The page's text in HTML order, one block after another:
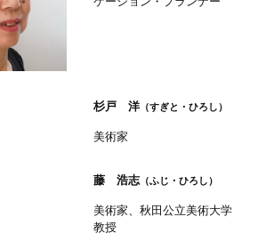
杉戸 洋（すぎと・ひろし）
美術家
藤 浩志 （ふじ・ひろし）
美術家、秋田公立美術大学
教授